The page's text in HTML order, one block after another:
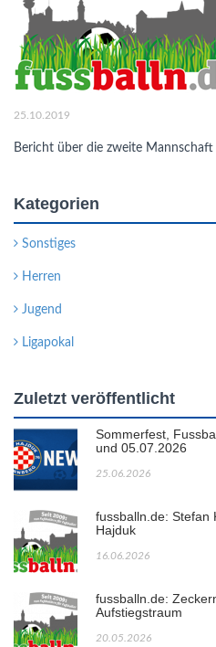
25.10.2019
Bericht über die zweite
Kategorien
Sonstiges
Herren
Jugend
Ligapokal
Zuletzt veröffentlicht
Sommerfest,
und 05.07.2026
25.06.2026
fussballn.de: Stefan
Hajduk
16.06.2026
fussballn.de:
Aufstiegstraum
20.05.2026